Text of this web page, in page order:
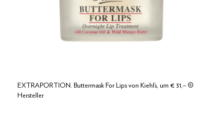
EXTRAPORTION. Buttermask For Lips von Kiehl’s, um € 31,– ©
Hersteller